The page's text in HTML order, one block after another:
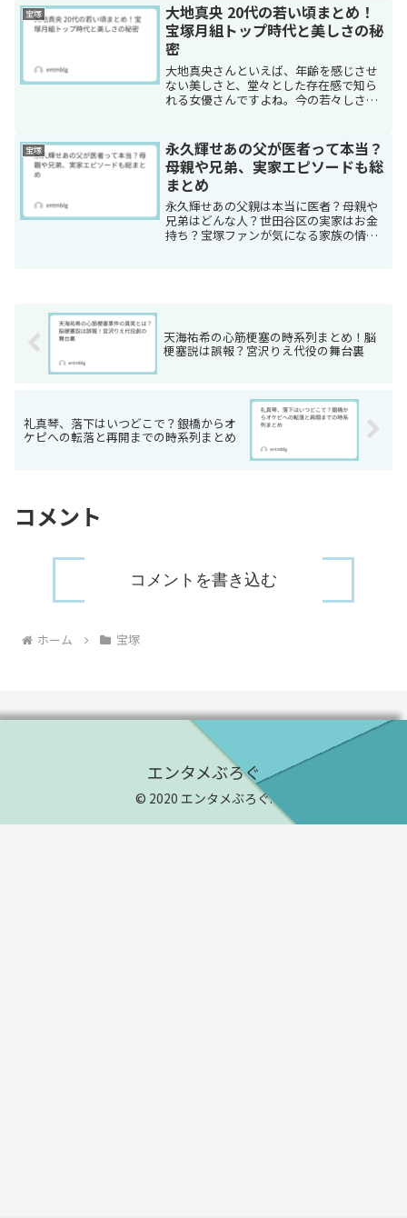
宝塚
大地真央 20代の若い頃まとめ！
宝塚月組トップ時代と美しさの秘
密
大地真央さんといえば、年齢を感じさせ
ない美しさと、堂々とした存在感で知ら
れる女優さんですよね。今の若々しさに
輝いていた頃にあります。宝塚ファンに
とってはもちろん、舞台...
宝塚
永久輝せあの父が医者って本当？
母親や兄弟、実家エピソードも総
まとめ
永久輝せあの父親は本当に医者？母親や
兄弟はどんな人？世田谷区の実家はお金
持ち？宝塚ファンが気になる家族の情報
天海祐希の心筋梗塞の時系列まとめ！脳
梗塞説は誤報？宮沢りえ代役の舞台裏
礼真琴、落下はいつどこで？銀橋からオ
ケピへの転落と再開までの時系列まとめ
コメント
コメントを書き込む
ホーム 宝塚
エンタメぶろぐ
© 2020 エンタメぶろぐ.